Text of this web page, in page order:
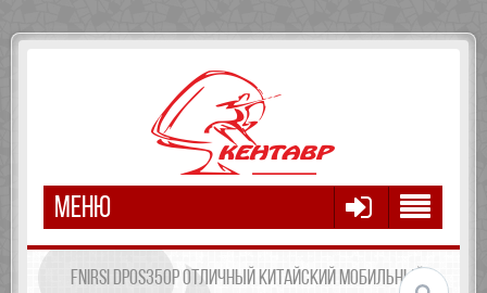
МЕНЮ
FNIRSI DPOS350P ОТЛИЧНЫЙ КИТАЙСКИЙ МОБИЛЬНЫЙ